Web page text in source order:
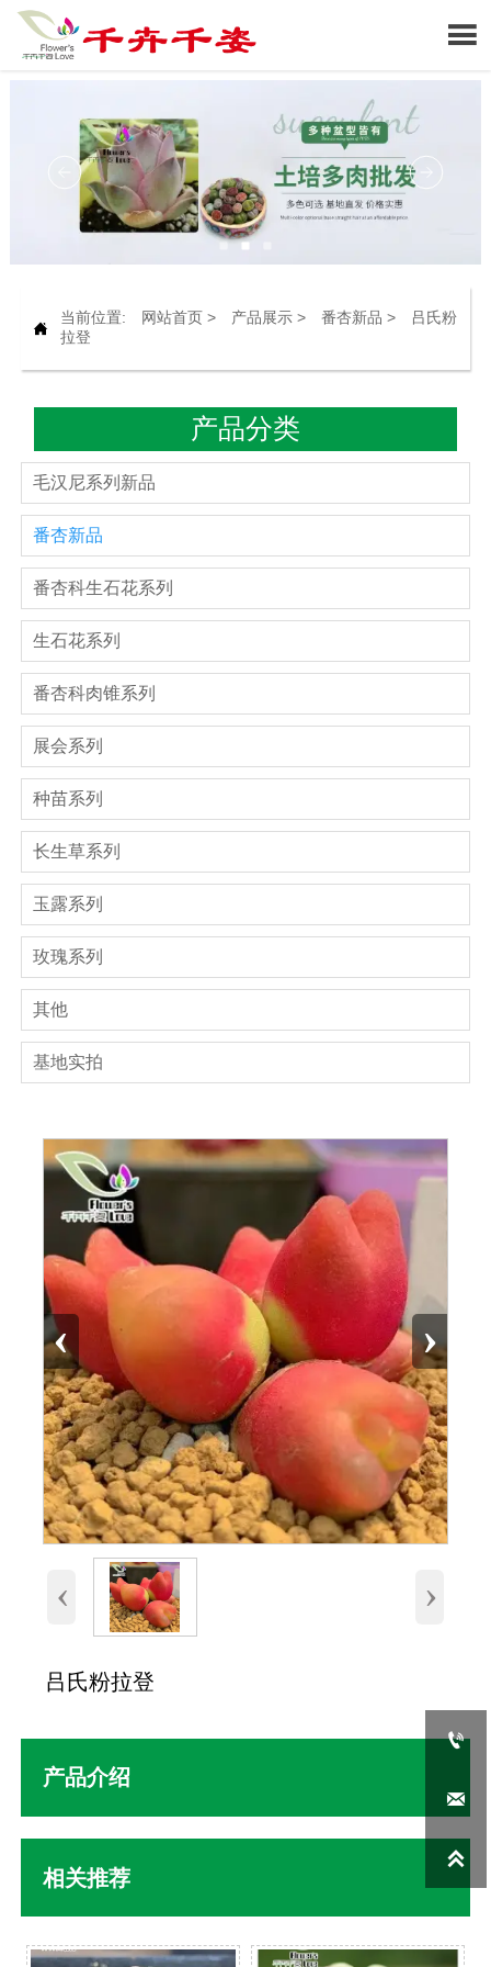


当前位置: 网站首页> 产品展示> 番杏新品 >
吕氏粉
拉登
产品分类
毛汉尼系列新品
番杏新品
番杏科生石花系列
生石花系列
番杏科肉锥系列
展会系列
种苗系列
长生草系列
玉露系列
玫瑰系列
其他
基地实拍
‹ ›
‹ ›
吕氏粉拉登
产品介绍
相关推荐


